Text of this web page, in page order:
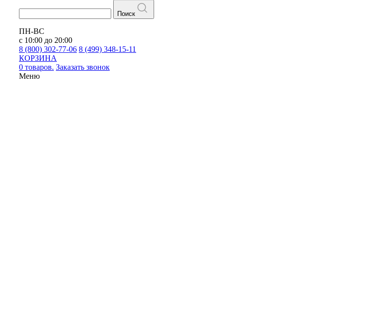
Поиск
ПН-ВС
с 10:00 до 20:00
8 (800) 302-77-06 8 (499) 348-15-11
КОРЗИНА
0 товаров. Заказать звонок
Меню